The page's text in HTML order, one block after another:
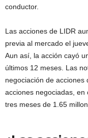
conductor.
Las acciones de LIDR
previa al mercado el
Aun así, la acción cayó
últimos 12 meses. Las
negociación de acciones
acciones negociadas,
tres meses de 1.65